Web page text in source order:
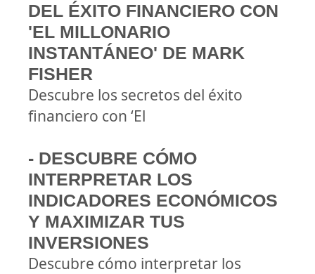
DEL ÉXITO FINANCIERO CON
'EL MILLONARIO
INSTANTÁNEO' DE MARK
FISHER
Descubre los secretos del éxito
financiero con ‘El
- DESCUBRE CÓMO
INTERPRETAR LOS
INDICADORES ECONÓMICOS
Y MAXIMIZAR TUS
INVERSIONES
Descubre cómo interpretar los